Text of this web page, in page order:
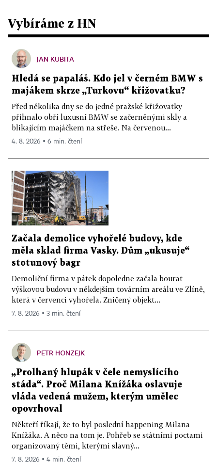
Vybíráme z HN
JAN KUBITA
Hledá se papaláš. Kdo jel v černém BMW s
majákem skrze „Turkovu“ křižovatku?
Před několika dny se do jedné pražské křižovatky
přihnalo obří luxusní BMW se začerněnými skly a
blikajícím majáčkem na střeše. Na červenou...
4. 8. 2026 ▪ 6 min. čtení
Začala demolice vyhořelé budovy, kde
měla sklad firma Vasky. Dům „ukusuje“
stotunový bagr
Demoliční firma v pátek dopoledne začala bourat
výškovou budovu v někdejším továrním areálu ve Zlíně,
která v červenci vyhořela. Zničený objekt...
7. 8. 2026 ▪ 3 min. čtení
PETR HONZEJK
„Prolhaný hlupák v čele nemyslícího
stáda“. Proč Milana Knížáka oslavuje
vláda vedená mužem, kterým umělec
opovrhoval
Někteří říkají, že to byl poslední happening Milana
Knížáka. A něco na tom je. Pohřeb se státními poctami
organizovaný těmi, kterými slavný...
7. 8. 2026 ▪ 4 min. čtení